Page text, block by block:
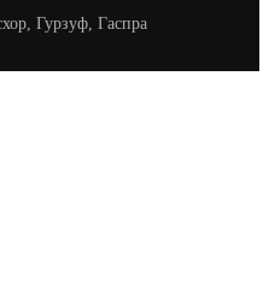
Гурзуф, Гаспра